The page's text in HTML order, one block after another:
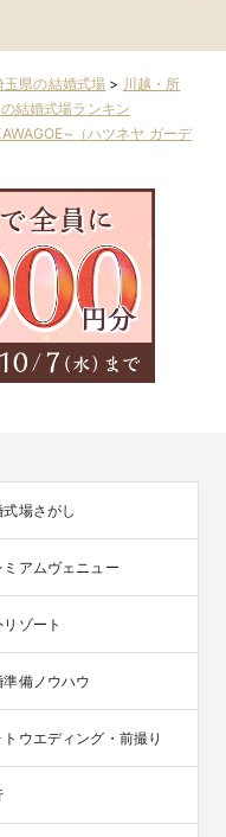
玉県の結婚式場 > 川越・所
結婚式場ランキン
（ハツネヤ ガーデ
式場さがし
ミアムヴェニュー
ゾート
準備ノウハウ
トウエディング・前撮り